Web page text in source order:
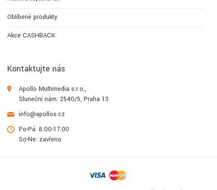
Oblíbené produkty
Akce CASHBACK
Kontaktujte nás
Apollo Multimedia s.r.o.,
Sluneční nám. 2540/5, Praha 13
info@apollos.cz
Po-Pá: 8.00-17.00
So-Ne: zavřeno